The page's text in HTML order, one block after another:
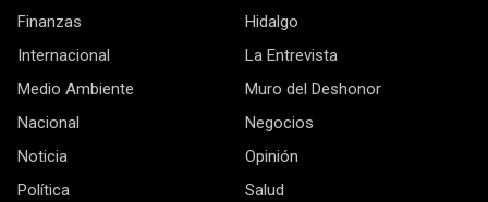
Finanzas
Hidalgo
Internacional
La Entrevista
Medio Ambiente
Muro del Deshonor
Nacional
Negocios
Noticia
Opinión
Política
Salud